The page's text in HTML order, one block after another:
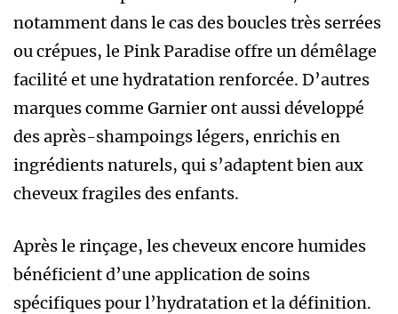
notamment dans le cas des boucles très serrées
ou crépues, le Pink Paradise offre un démêlage
facilité et une hydratation renforcée. D’autres
marques comme Garnier ont aussi développé
des après-shampoings légers, enrichis en
ingrédients naturels, qui s’adaptent bien aux
cheveux fragiles des enfants.
Après le rinçage, les cheveux encore humides
bénéficient d’une application de soins
spécifiques pour l’hydratation et la définition.